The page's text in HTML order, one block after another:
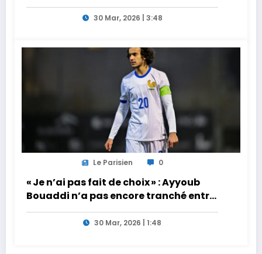
30 Mar, 2026 | 3:48
Le Parisien 0
« Je n’ai pas fait de choix » : Ayyoub
Bouaddi n’a pas encore tranché entre
la France et le Maroc
30 Mar, 2026 | 1:48